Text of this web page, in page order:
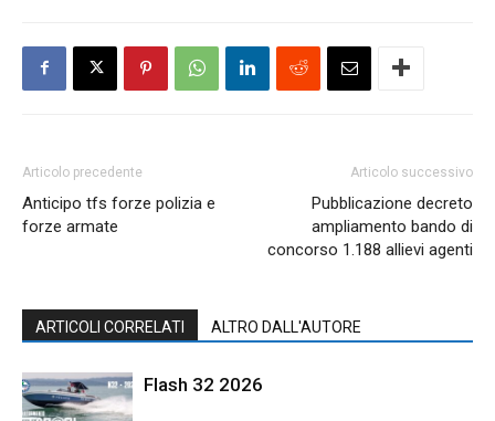
Articolo precedente
Anticipo tfs forze polizia e
forze armate
Articolo successivo
Pubblicazione decreto
ampliamento bando di
concorso 1.188 allievi agenti
ARTICOLI CORRELATI ALTRO DALL'AUTORE
Flash 32 2026